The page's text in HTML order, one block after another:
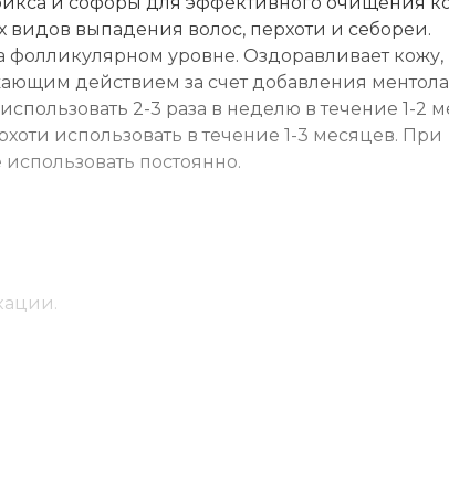
видов выпадения волос, перхоти и себореи.
фолликулярном уровне. Оздоравливает кожу,
действием за счет добавления
2-3 раза в неделю в течение 1-2
использовать в течение 1-3 месяцев. При
постоянно.
кожу в течение 2-3 минут. Смыть
сезонном выпадении волос использовать 2-